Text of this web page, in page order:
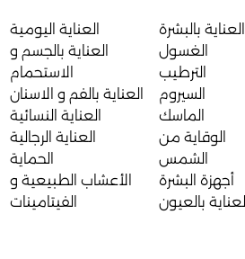
العناية بالبشرة
الغسول
الترطيب
السيروم
الماسك
الوقاية من
الشمس
أجهزة البشرة
العناية بالعيون
العناية اليومية
العناية بالجسم و
الاستحمام
العناية بالفم و الاسنان
العناية النسائية
العناية الرجالية
الحماية
الأعشاب الطبيعية و
الفيتامينات